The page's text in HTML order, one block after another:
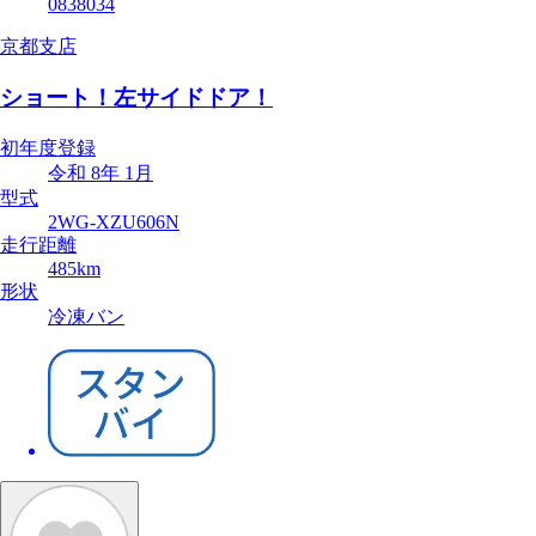
0838034
京都支店
ショート！左サイドドア！
初年度登録
令和 8年 1月
型式
2WG-XZU606N
走行距離
485km
形状
冷凍バン